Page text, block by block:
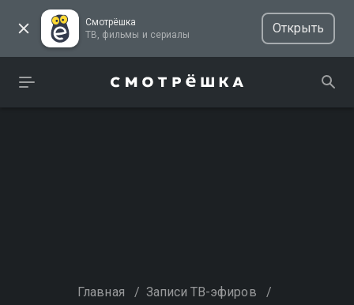
Смотрёшка
ТВ, фильмы и сериалы
Открыть
Главная / Записи ТВ-эфиров /